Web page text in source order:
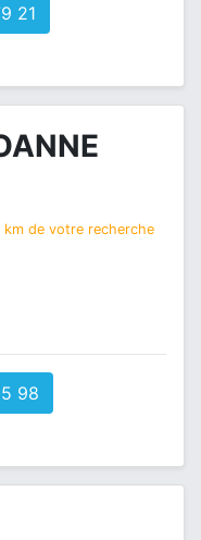
21
km de votre recherche
98